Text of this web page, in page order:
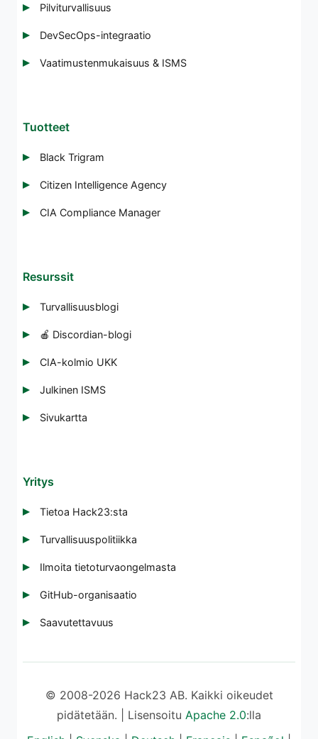
Pilviturvallisuus
DevSecOps-integraatio
Vaatimustenmukaisuus & ISMS
Tuotteet
Black Trigram
Citizen Intelligence Agency
CIA Compliance Manager
Resurssit
Turvallisuusblogi
🍎 Discordian-blogi
CIA-kolmio UKK
Julkinen ISMS
Sivukartta
Yritys
Tietoa Hack23:sta
Turvallisuuspolitiikka
Ilmoita tietoturvaongelmasta
GitHub-organisaatio
Saavutettavuus
© 2008-2026 Hack23 AB. Kaikki oikeudet
pidätetään. | Lisensoitu Apache 2.0:lla